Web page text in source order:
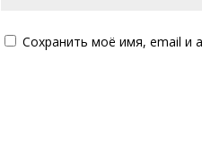
Сохранить моё имя, email и